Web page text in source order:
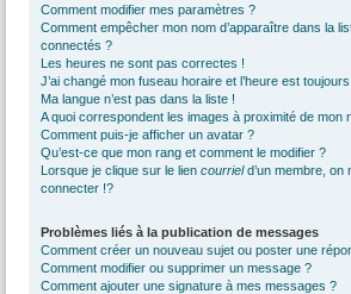
Comment modifier mes paramètres ?
Comment empêcher mon nom d’apparaître dans la
connectés ?
Les heures ne sont pas correctes !
J’ai changé mon fuseau horaire et l’heure est
Ma langue n’est pas dans la liste !
A quoi correspondent les images à proximité de mon
Comment puis-je afficher un avatar ?
Qu’est-ce que mon rang et comment le modifier ?
Lorsque je clique sur le lien courrield’un membre, on
connecter !?
Problèmes liés à la publication de messages
Comment créer un nouveau sujet ou poster une
Comment modifier ou supprimer un message ?
Comment ajouter une signature à mes messages ?